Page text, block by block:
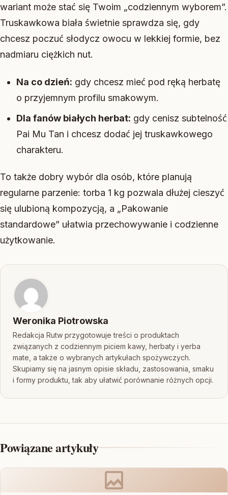
wariant może stać się Twoim „codziennym wyborem”.
Truskawkowa biała świetnie sprawdza się, gdy
chcesz poczuć słodycz owocu w lekkiej formie, bez
nadmiaru ciężkich nut.
Na co dzień: gdy chcesz mieć pod ręką herbatę
o przyjemnym profilu smakowym.
Dla fanów białych herbat: gdy cenisz subtelność
Pai Mu Tan i chcesz dodać jej truskawkowego
charakteru.
To także dobry wybór dla osób, które planują
regularne parzenie: torba 1 kg pozwala dłużej cieszyć
się ulubioną kompozycją, a „Pakowanie
standardowe” ułatwia przechowywanie i codzienne
użytkowanie.
Weronika Piotrowska
Redakcja Rutw przygotowuje treści o produktach
związanych z codziennym piciem kawy, herbaty i yerba
mate, a także o wybranych artykułach spożywczych.
Skupiamy się na jasnym opisie składu, zastosowania, smaku
i formy produktu, tak aby ułatwić porównanie różnych opcji.
Powiązane artykuły